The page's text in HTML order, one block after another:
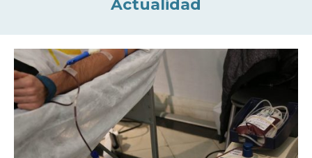
Actualidad